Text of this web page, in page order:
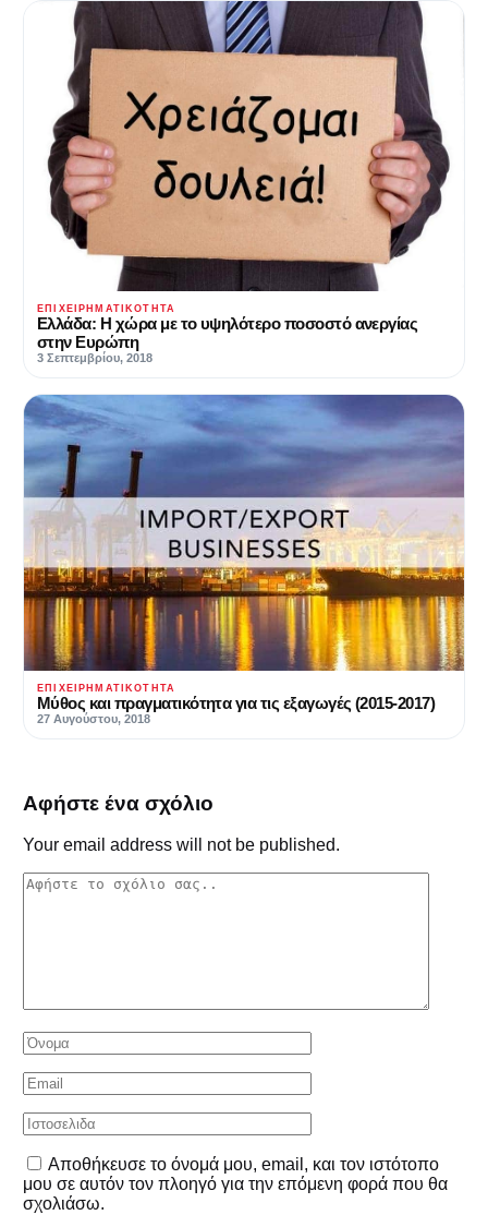
ΕΠΙΧΕΙΡΗΜΑΤΙΚΌΤΗΤΑ
Ελλάδα: Η χώρα με το υψηλότερο ποσοστό ανεργίας
στην Ευρώπη
3 Σεπτεμβρίου, 2018
ΕΠΙΧΕΙΡΗΜΑΤΙΚΌΤΗΤΑ
Μύθος και πραγματικότητα για τις εξαγωγές (2015-2017)
27 Αυγούστου, 2018
Αφήστε ένα σχόλιο
Your email address will not be published.
Αποθήκευσε το όνομά μου, email, και τον ιστότοπο
μου σε αυτόν τον πλοηγό για την επόμενη φορά που θα
σχολιάσω.